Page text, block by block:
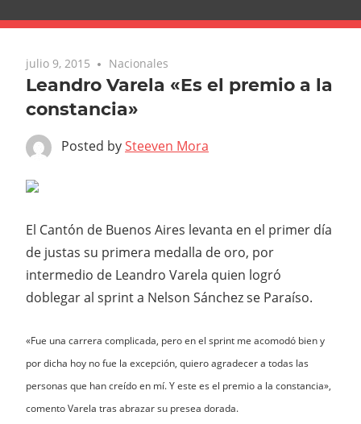
julio 9, 2015 Nacionales
Leandro Varela «Es el premio a la
constancia»
Posted bySteeven Mora
El Cantón de Buenos Aires levanta en el primer día
de justas su primera medalla de oro, por
intermedio de Leandro Varela quien logró
doblegar al sprint a Nelson Sánchez se Paraíso.
«Fue una carrera complicada, pero en el sprint me acomodó bien y
por dicha hoy no fue la excepción, quiero agradecer a todas las
personas que han creído en mí. Y este es el premio a la constancia»,
comento Varela tras abrazar su presea dorada.